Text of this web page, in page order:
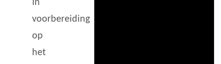
In
voorbereiding
op
het